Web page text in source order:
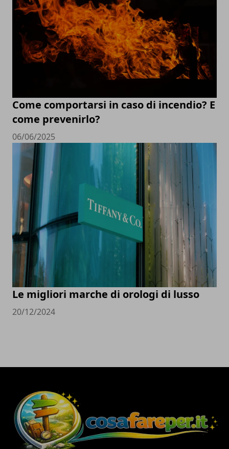
Come comportarsi in caso di incendio? E
come prevenirlo?
06/06/2025
Le migliori marche di orologi di lusso
20/12/2024